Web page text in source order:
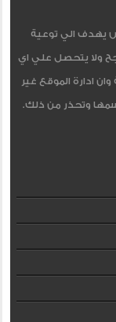
يهدف الي توعية
ولا يتحصل علي اي
ادارة الموقع غير
وتحذر من ذلك.